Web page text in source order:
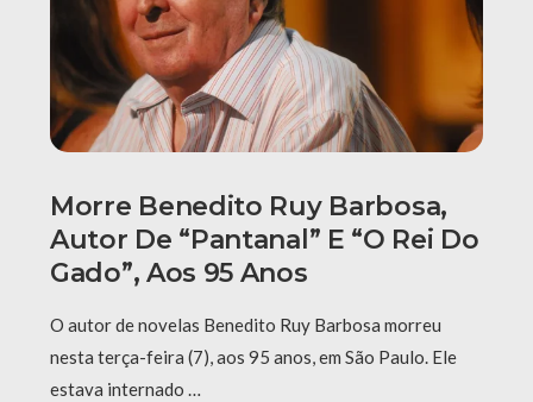
Morre Benedito Ruy Barbosa,
Autor De “Pantanal” E “O Rei Do
Gado”, Aos 95 Anos
O autor de novelas Benedito Ruy Barbosa morreu
nesta terça-feira (7), aos 95 anos, em São Paulo. Ele
estava internado …